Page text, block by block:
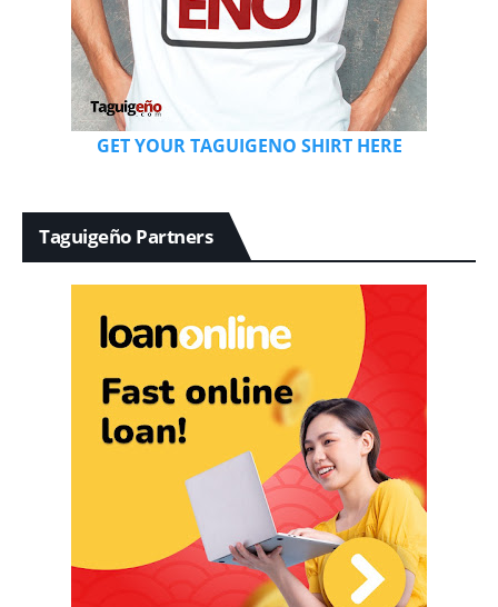
GET YOUR TAGUIGENO SHIRT HERE
Taguigeño Partners